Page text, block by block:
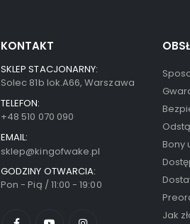
KONTAKT
SKLEP STACJONARNY:
Solec 81b lok.A66, Warszawa
TELEFON:
+48 510 070 090
EMAIL:
sklep@kingofwake.pl
GODZINY OTWARCIA:
Pon - Pią / 11:00 - 19:00
Bony
Jak